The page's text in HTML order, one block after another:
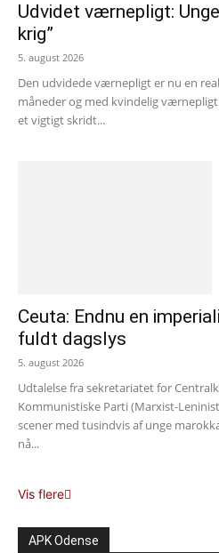
Udvidet værnepligt:
krig”
5. august 2026
Den udvidede værnepligt er nu en
måneder og med kvindelig
et vigtigt skridt...
Ceuta: Endnu en
fuldt dagslys
5. august 2026
Udtalelse fra sekretariatet for
Kommunistiske Parti (Marxist-
scener med tusindvis af unge
nå...
Vis flere
APK Odense